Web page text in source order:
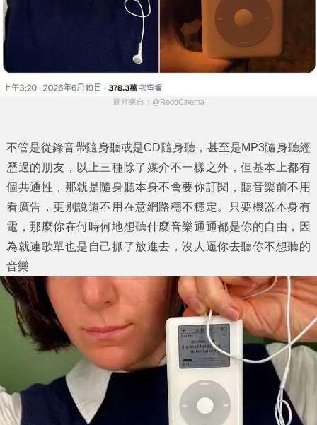
圖片來自：@ReddCinema
不管是從錄音帶隨身聽或是CD隨身聽，甚至是MP3隨身聽經
歷過的朋友，以上三種除了媒介不一樣之外，但基本上都有
個共通性，那就是隨身聽本身不會要你訂閱，聽音樂前不用
看廣告，更別說還不用在意網路穩不穩定。只要機器本身有
電，那麼你在何時何地想聽什麼音樂通通都是你的自由，因
為就連歌單也是自己抓了放進去，沒人逼你去聽你不想聽的
音樂